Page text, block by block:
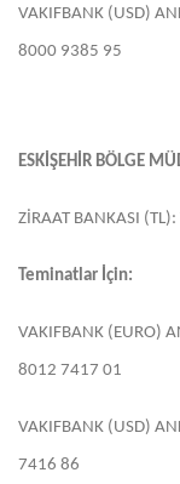
VAKIFBANK (USD)
8000 9385 95
ESKİŞEHİR BÖLGE
ZİRAAT BANKASI
Teminatlar İçin:
VAKIFBANK (EURO)
8012 7417 01
VAKIFBANK (USD)
7416 86